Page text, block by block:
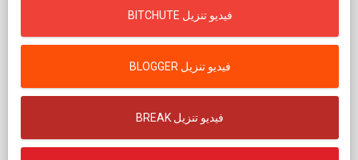
BITCHUTE فيديو تنزيل
BLOGGER فيديو تنزيل
BREAK فيديو تنزيل